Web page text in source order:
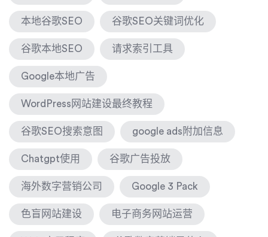
本地谷歌SEO 谷歌SEO关键词优化
谷歌本地SEO 请求索引工具
Google本地广告
WordPress网站建设最终教程
谷歌SEO搜索意图 google ads附加信息
Chatgpt使用 谷歌广告投放
海外数字营销公司 Google 3 Pack
色盲网站建设 电子商务网站运营